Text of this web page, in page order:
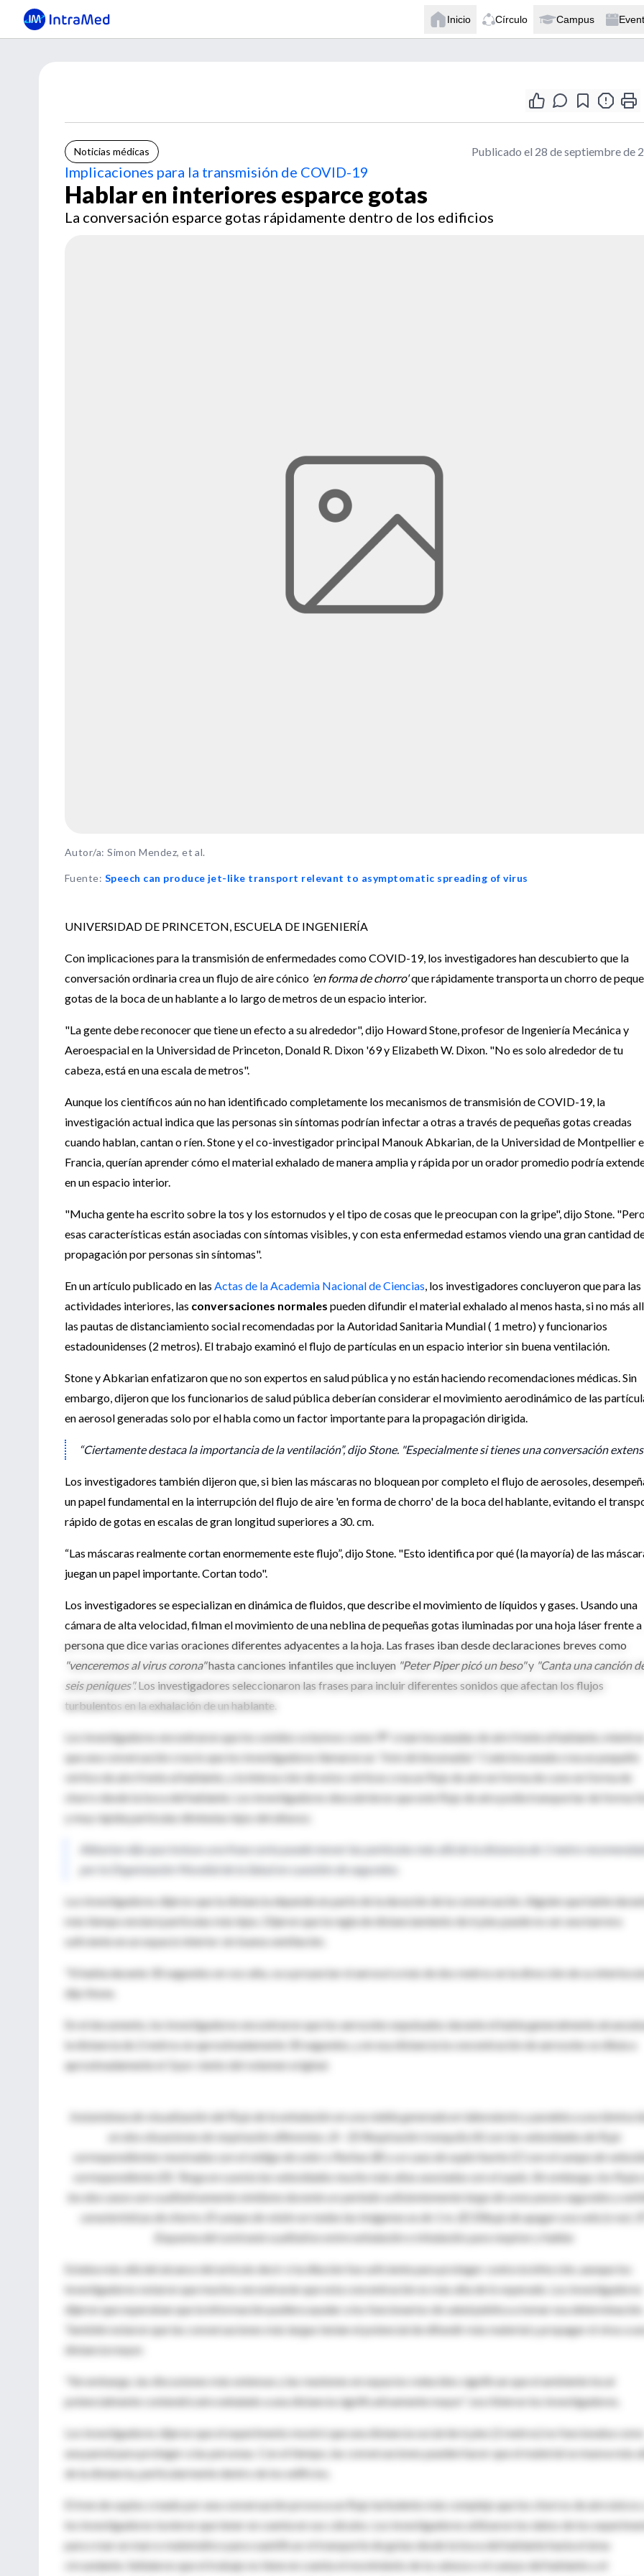
Inicio Círculo Campus
Noticias médicas Publicado el 28 de septiembre de
Implicaciones para la transmisión de COVID-19
Hablar en interiores esparce gotas
La conversación esparce gotas rápidamente dentro de los edificios
Autor/a: Simon Mendez, et al.
Fuente: Speech can produce jet-like transport relevant to asymptomatic spreading of virus
UNIVERSIDAD DE PRINCETON, ESCUELA DE INGENIERÍA
Con implicaciones para la transmisión de enfermedades como COVID-19, los investigadores han descubierto que la
conversación ordinaria crea un flujo de aire cónico 'en forma de chorro'que rápidamente transporta un chorro de
gotas de la boca de un hablante a lo largo de metros de un espacio interior.
"La gente debe reconocer que tiene un efecto a su alrededor", dijo Howard Stone, profesor de Ingeniería Mecánica y
Aeroespacial en la Universidad de Princeton, Donald R. Dixon '69 y Elizabeth W. Dixon. "No es solo alrededor de tu
cabeza, está en una escala de metros".
Aunque los científicos aún no han identificado completamente los mecanismos de transmisión de COVID-19, la
investigación actual indica que las personas sin síntomas podrían infectar a otras a través de pequeñas gotas creadas
cuando hablan, cantan o ríen. Stone y el co-investigador principal Manouk Abkarian, de la Universidad de Montpellier
Francia, querían aprender cómo el material exhalado de manera amplia y rápida por un orador promedio podría
en un espacio interior.
"Mucha gente ha escrito sobre la tos y los estornudos y el tipo de cosas que le preocupan con la gripe", dijo Stone.
esas características están asociadas con síntomas visibles, y con esta enfermedad estamos viendo una gran cantidad
propagación por personas sin síntomas".
En un artículo publicado en las Actas de la Academia Nacional de Ciencias , los investigadores concluyeron que para las
actividades interiores, las conversaciones normales pueden difundir el material exhalado al menos hasta, si no más
las pautas de distanciamiento social recomendadas por la Autoridad Sanitaria Mundial ( 1 metro) y funcionarios
estadounidenses (2 metros). El trabajo examinó el flujo de partículas en un espacio interior sin buena ventilación.
Stone y Abkarian enfatizaron que no son expertos en salud pública y no están haciendo recomendaciones médicas. Sin
embargo, dijeron que los funcionarios de salud pública deberían considerar el movimiento aerodinámico de las
en aerosol generadas solo por el habla como un factor importante para la propagación dirigida.
“Ciertamente destaca la importancia de la ventilación”, dijo Stone. "Especialmente si tienes una conversación
Los investigadores también dijeron que, si bien las máscaras no bloquean por completo el flujo de aerosoles,
un papel fundamental en la interrupción del flujo de aire 'en forma de chorro' de la boca del hablante, evitando el
rápido de gotas en escalas de gran longitud superiores a 30. cm.
“Las máscaras realmente cortan enormemente este flujo”, dijo Stone. "Esto identifica por qué (la mayoría) de las
juegan un papel importante. Cortan todo".
Los investigadores se especializan en dinámica de fluidos, que describe el movimiento de líquidos y gases. Usando una
cámara de alta velocidad, filman el movimiento de una neblina de pequeñas gotas iluminadas por una hoja láser frente a
persona que dice varias oraciones diferentes adyacentes a la hoja. Las frases iban desde declaraciones breves como
"venceremos al virus corona"hasta canciones infantiles que incluyen "Peter Piper picó un beso"y "Canta una canción
seis peniques".Los investigadores seleccionaron las frases para incluir diferentes sonidos que afectan los flujos
turbulentos en la exhalación de un hablante.
Los investigadores encontraron que los sonidos oclusivos como
crean bocanadas de aire frente al hablante, mientras
que una conversación crea lo que los investigadores llamaron un
"tren de bocanadas"
. Cada bocanada crea un pequeño
vórtice de aire frente al hablante, y la interacción de estos vórtices crea un flujo de aire en forma de cono en forma de
chorro desde la boca del hablante. Los investigadores descubrieron que este flujo de aire podía transportar de forma
y muy rápida partículas diminutas lejos del altavoz.
Abkarian dijo que incluso una frase corta puede mover las partículas más allá de la distancia de 1 metro
por la Organización Mundial de la Salud en cuestión de segundos.
Los investigadores dijeron que la distancia depende en parte de la duración de la conversación. Alguien que hable
más tiempo enviará partículas más lejos. Dijeron que la regla de distanciamiento de 6 pies puede no ser una barrera
suficiente en un espacio interior sin buena ventilación.
"Si habla durante 30 segundos en voz alta, va a proyectar el aerosol a más de dos metros en la dirección de su
dijo Stone.
En el documento, los investigadores encontraron que los aerosoles expulsados ​​durante el habla generalmente
la distancia de 2 metros en aproximadamente 30 segundos, y en esa distancia la concentración de aerosoles se diluía a
aproximadamente el 3 por ciento del volumen original.
Instantánea de visualización del flujo de la exhalación en una niebla generada en laboratorio y paralela a una lámina
en dos situaciones de respiración diferentes. (A - D) Respiración tranquila (A) con las velocidades de flujo
correspondientes mostradas con el código de color y flechas (B) y un caso de soplo fuerte (C) con el campo de
correspondiente (D). Tenga en cuenta las velocidades mucho más altas asociadas con el soplo. Sin embargo, los flujos
los dos casos son cualitativamente similares durante un período suficientemente largo de unos pocos segundos y
características de chorro. El campo de visión en todas las imágenes es de 1 m. (E) Dibujo de apagar una vela (o no). (F)
Esquema del contraste cualitativo entre exhalación e inhalación para respirar y hablar.
Estaba más allá del alcance del artículo decir si la dilución fue suficiente para proteger contra la infección, aunque los
investigadores notaron que muchos encontrarán que esta concentración es más alta de lo esperado. Los investigadores
dijeron que esperaban que la información pudiera ayudar a los funcionarios de salud pública a tomar esa determinación.
También notaron que las conversaciones más largas tenían el potencial de difundir más material y propagar el virus a
distancia mayor.
"Sin embargo, las discusiones más extensas y las reuniones en espacios reducidos significan que el ambiente local
potencialmente contendrá aire exhalado a una distancia significativamente mayor", escribieron los investigadores.
Los investigadores dijeron que el experimento mostró que una distancia social de 6 pies (2 metros) no funcionaba como
una pared para proteger a las personas. Con el tiempo, las conversaciones pueden hacer que el material se mueva más
de la distancia, particularmente dentro de los edificios.
El tren de soplos creado por una conversación provoca un flujo turbulento más complejo que los chorros de aire únicos y
los investigadores tuvieron que tener en cuenta en sus cálculos. Los investigadores utilizaron los datos de los
para crear un marco matemático para cuantificar el transporte de gotas desde la boca del hablante hasta el área
circundante. Señalaron que el trabajo no tiene en cuenta el movimiento de la cabeza o el cuerpo del hablante y el